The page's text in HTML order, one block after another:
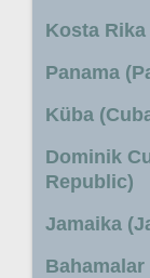
Kosta
Panama
Küba
Dominik
Republic)
Jamaika
Bahamalar